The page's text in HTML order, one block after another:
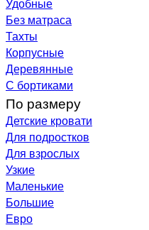
Без матраса
Тахты
Корпусные
Деревянные
С бортиками
По размеру
Детские кровати
Для подростков
Для взрослых
Узкие
Маленькие
Большие
Евро